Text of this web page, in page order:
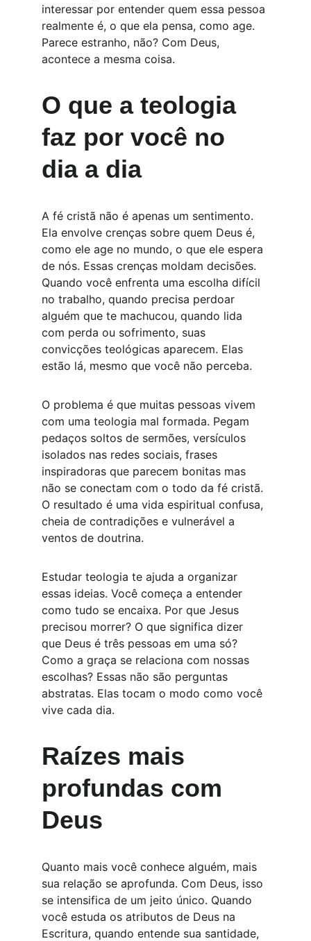
interessar por entender quem essa pessoa
realmente é, o que ela pensa, como age.
Parece estranho, não? Com Deus,
acontece a mesma coisa.
O que a teologia
faz por você no
dia a dia
A fé cristã não é apenas um sentimento.
Ela envolve crenças sobre quem Deus é,
como ele age no mundo, o que ele espera
de nós. Essas crenças moldam decisões.
Quando você enfrenta uma escolha difícil
no trabalho, quando precisa perdoar
alguém que te machucou, quando lida
com perda ou sofrimento, suas
convicções teológicas aparecem. Elas
estão lá, mesmo que você não perceba.
O problema é que muitas pessoas vivem
com uma teologia mal formada. Pegam
pedaços soltos de sermões, versículos
isolados nas redes sociais, frases
inspiradoras que parecem bonitas mas
não se conectam com o todo da fé cristã.
O resultado é uma vida espiritual confusa,
cheia de contradições e vulnerável a
ventos de doutrina.
Estudar teologia te ajuda a organizar
essas ideias. Você começa a entender
como tudo se encaixa. Por que Jesus
precisou morrer? O que significa dizer
que Deus é três pessoas em uma só?
Como a graça se relaciona com nossas
escolhas? Essas não são perguntas
abstratas. Elas tocam o modo como você
vive cada dia.
Raízes mais
profundas com
Deus
Quanto mais você conhece alguém, mais
sua relação se aprofunda. Com Deus, isso
se intensifica de um jeito único. Quando
você estuda os atributos de Deus na
Escritura, quando entende sua santidade,